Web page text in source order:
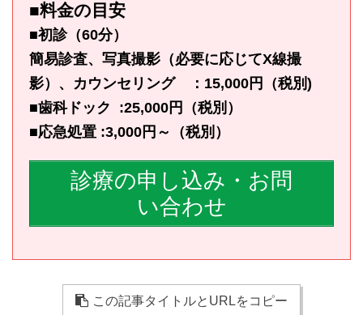
■料金の目安
■初診（60分）
簡易診査、写真撮影（必要に応じてX線撮
影）、カウンセリング ：15,000円（税別)
■歯科ドック :25,000円（税別）
■応急処置 :3,000円～（税別）
診療の申し込み・お問
い合わせ
この記事タイトルとURLをコピー